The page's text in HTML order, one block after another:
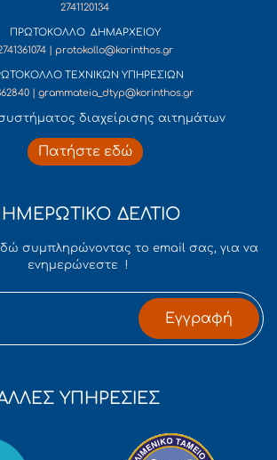
2741120134
ΠΡΩΤΟΚΟΛΛΟ ΔΗΜΑΡΧΕΙΟΥ
| protokollo@korinthos.gr
ΤΕΧΝΙΚΩΝ ΥΠΗΡΕΣΙΩΝ
| grammateia_dtyp@korinthos.gr
διαχείρισης αιτημάτων
Πατήστε εδώ
ΔΕΛΤΙΟ
συμπληρώνοντας το email σας, για να
ενημερώνεστε !
Εγγραφή
ΥΠΗΡΕΣΙΕΣ